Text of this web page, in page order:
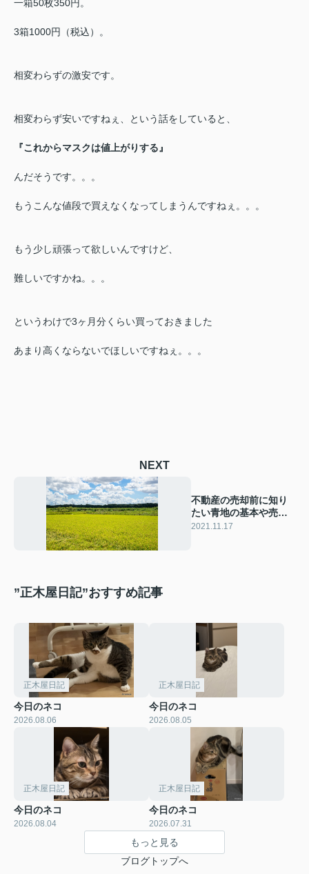
一箱50枚350円。
3箱1000円（税込）。
相変わらずの激安です。
相変わらず安いですねぇ、という話をしていると、
『これからマスクは値上がりする』
んだそうです。。。
もうこんな値段で買えなくなってしまうんですねぇ。。。
もう少し頑張って欲しいんですけど、
難しいですかね。。。
というわけで3ヶ月分くらい買っておきました
あまり高くならないでほしいですねぇ。。。
NEXT
不動産の売却前に知り
たい青地の基本や売り
方について解説
2021.11.17
”正木屋日記”おすすめ記事
正木屋日記
今日のネコ
2026.08.06
正木屋日記
今日のネコ
2026.08.05
正木屋日記
今日のネコ
2026.08.04
正木屋日記
今日のネコ
2026.07.31
もっと見る
ブログトップへ